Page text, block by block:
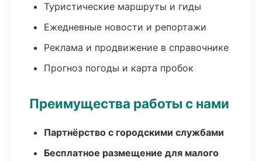
Туристические маршруты и гиды
Ежедневные новости и репортажи
Реклама и продвижение в справочнике
Прогноз погоды и карта пробок
Преимущества работы с нами
Партнёрство с городскими службами
Бесплатное размещение для малого